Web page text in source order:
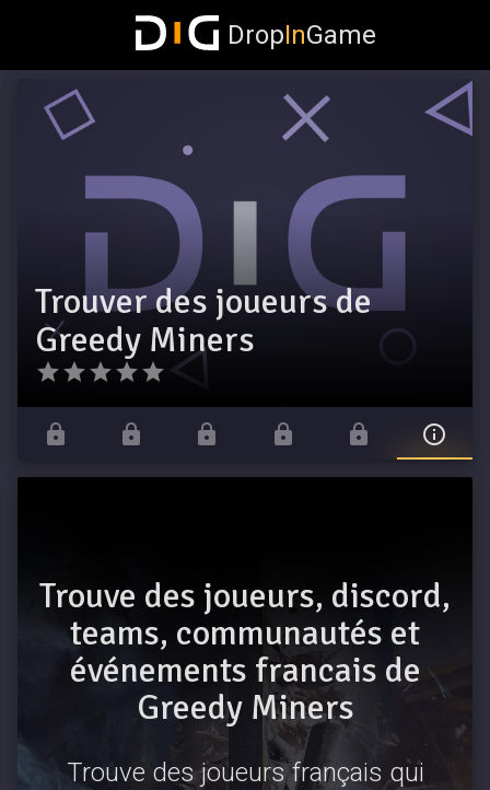
DropInGame
Trouver des joueurs de
Greedy Miners
Trouve des joueurs, discord,
teams, communautés et
événements francais de
Greedy Miners
Trouve des joueurs français qui